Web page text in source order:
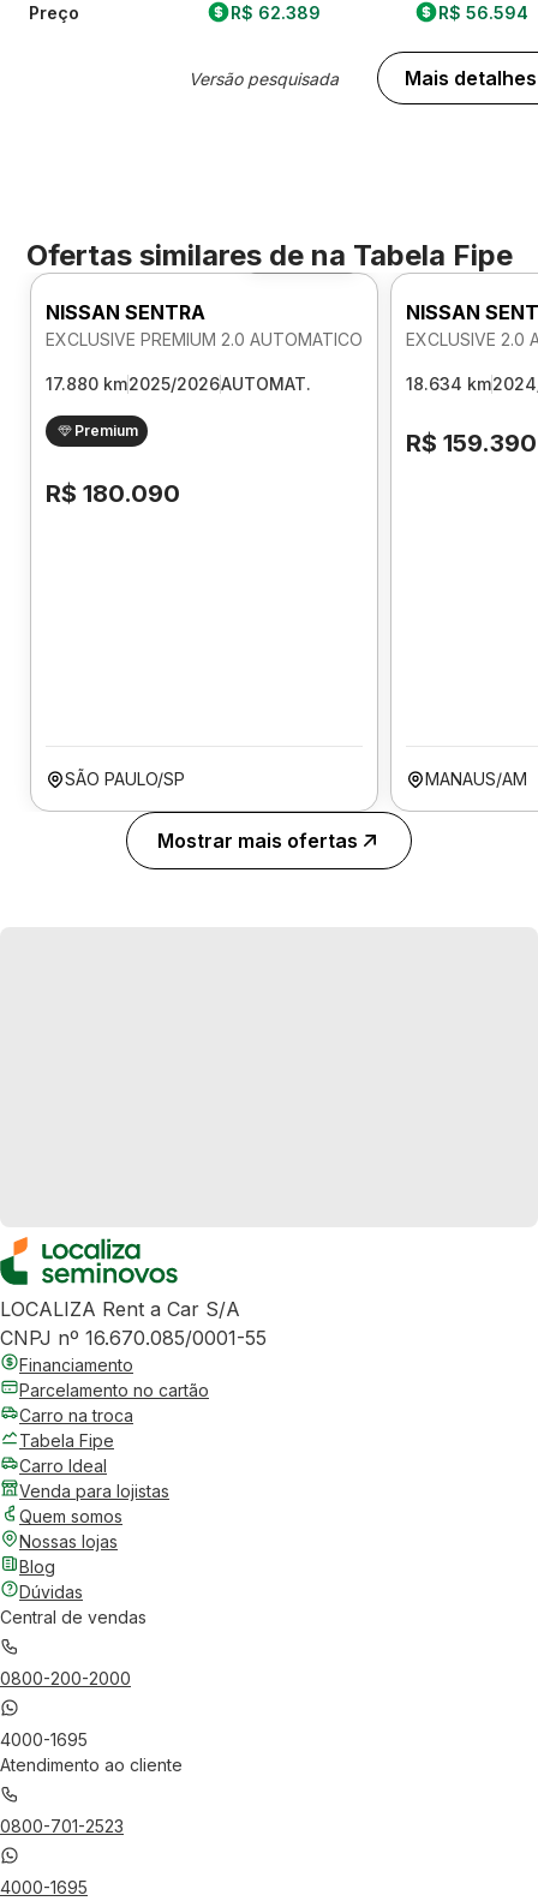
Preço R$ 62.389
Versão pesquisada
R$ 56.594
Mais detalhes
Ofertas similares de na Tabela Fipe
Foto 360º
NISSAN SENTRA
EXCLUSIVE PREMIUM 2.0 AUTOMATICO
17.880 km2025/2026AUTOMAT.
Premium
R$ 180.090
SÃO PAULO/SP
NISSAN
EXCLUSIVE 2.0
18.634 km
R$ 159.390
MANAUS/AM
Mostrar mais ofertas
LOCALIZA Rent a Car S/A
CNPJ nº 16.670.085/0001-55
Financiamento
Parcelamento no cartão
Carro na troca
Tabela Fipe
Carro Ideal
Venda para lojistas
Quem somos
Nossas lojas
Blog
Dúvidas
Central de vendas
0800-200-2000
4000-1695
Atendimento ao cliente
0800-701-2523
4000-1695